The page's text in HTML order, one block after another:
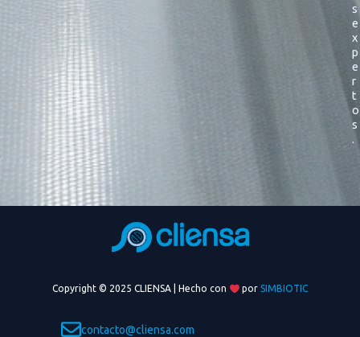
s
e
x
p
e
r
t
o
s
.
Copyright © 2025 CLIENSA | Hecho con por SIMBIOTIC
contacto@cliensa.com